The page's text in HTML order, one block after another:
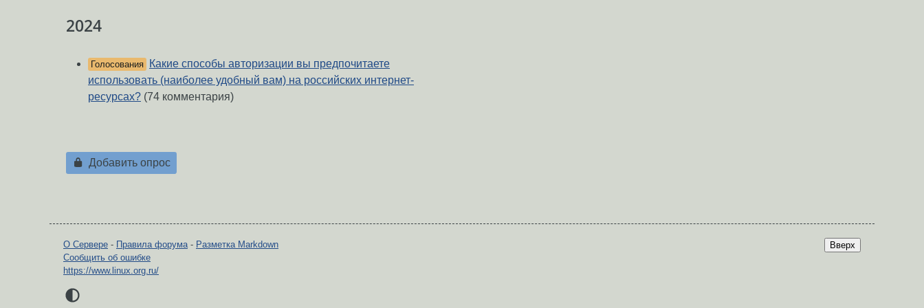
2024
Голосования
Какие способы авторизации вы предпочитаете
использовать (наиболее удобный вам) на российских интернет-
ресурсах? (74 комментария)
Добавить опрос
Вверх
О Сервере - Правила форума - Разметка Markdown
Сообщить об ошибке
https://www.linux.org.ru/